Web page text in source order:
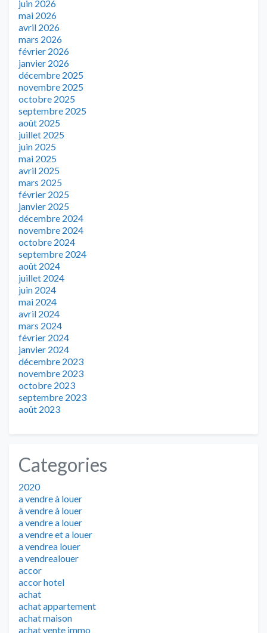
juin 2026
mai 2026
avril 2026
mars 2026
février 2026
janvier 2026
décembre 2025
novembre 2025
octobre 2025
septembre 2025
août 2025
juillet 2025
juin 2025
mai 2025
avril 2025
mars 2025
février 2025
janvier 2025
décembre 2024
novembre 2024
octobre 2024
septembre 2024
août 2024
juillet 2024
juin 2024
mai 2024
avril 2024
mars 2024
février 2024
janvier 2024
décembre 2023
novembre 2023
octobre 2023
septembre 2023
août 2023
Categories
2020
a vendre à louer
à vendre à louer
a vendre a louer
a vendre et a louer
a vendrea louer
a vendrealouer
accor
accor hotel
achat
achat appartement
achat maison
achat vente immo